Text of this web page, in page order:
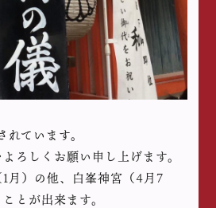
ています。
ろしくお願い申し上げます。
月）の他、白峯神宮（4月7
とが出来ます。